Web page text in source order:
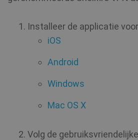
Installeer de applicatie
iOS
Android
Windows
Mac OS X
Volg de gebruiksvriendelijke
CookieScriptConsent